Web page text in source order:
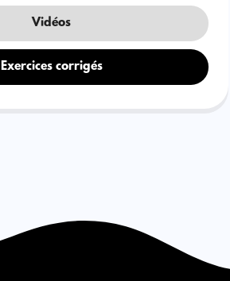
Vidéos
Exercices corrigés